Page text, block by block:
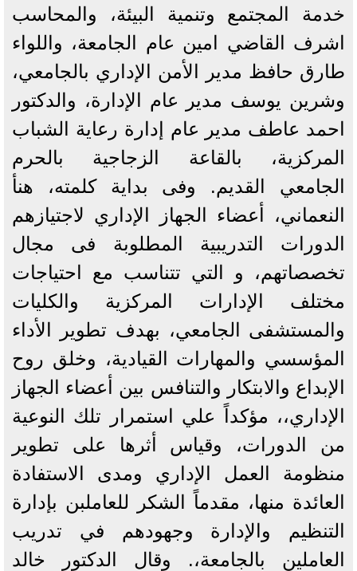
خدمة المجتمع وتنمية البيئة، والمحاسب
اشرف القاضي امين عام الجامعة، واللواء
طارق حافظ مدير الأمن الإداري بالجامعي،
وشرين يوسف مدير عام الإدارة، والدكتور
احمد عاطف مدير عام إدارة رعاية الشباب
المركزية، بالقاعة الزجاجية بالحرم
الجامعي القديم. وفى بداية كلمته، هنأ
النعماني، أعضاء الجهاز الإداري لاجتيازهم
الدورات التدريبية المطلوبة فى مجال
تخصصاتهم، و التي تتناسب مع احتياجات
مختلف الإدارات المركزية والكليات
والمستشفى الجامعي، بهدف تطوير الأداء
المؤسسي والمهارات القيادية، وخلق روح
الإبداع والابتكار والتنافس بين أعضاء الجهاز
الإداري،، مؤكداً علي استمرار تلك النوعية
من الدورات، وقياس أثرها على تطوير
منظومة العمل الإداري ومدى الاستفادة
العائدة منها، مقدماً الشكر للعاملبن بإدارة
التنظيم والإدارة وجهودهم في تدريب
العاملين بالجامعة،. وقال الدكتور خالد